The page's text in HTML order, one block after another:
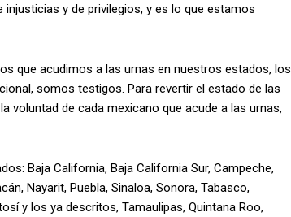
y de privilegios, y es lo que estamos
que acudimos a las urnas en nuestros estados, los
somos testigos. Para revertir el estado de las
voluntad de cada mexicano que acude a las urnas,
Baja California, Baja California Sur, Campeche,
Nayarit, Puebla, Sinaloa, Sonora, Tabasco,
y los ya descritos, Tamaulipas, Quintana Roo,